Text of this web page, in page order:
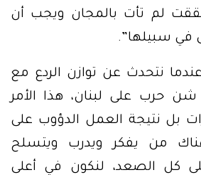
لم تأت بالمجان ويجب أن
في سبيلها”.
نتحدث عن توازن الردع مع
حرب على لبنان، هذا الأمر
بل نتيجة العمل الدؤوب على
من يفكر ويدرب ويتسلح
كل الصعد، لنكون في أعلى